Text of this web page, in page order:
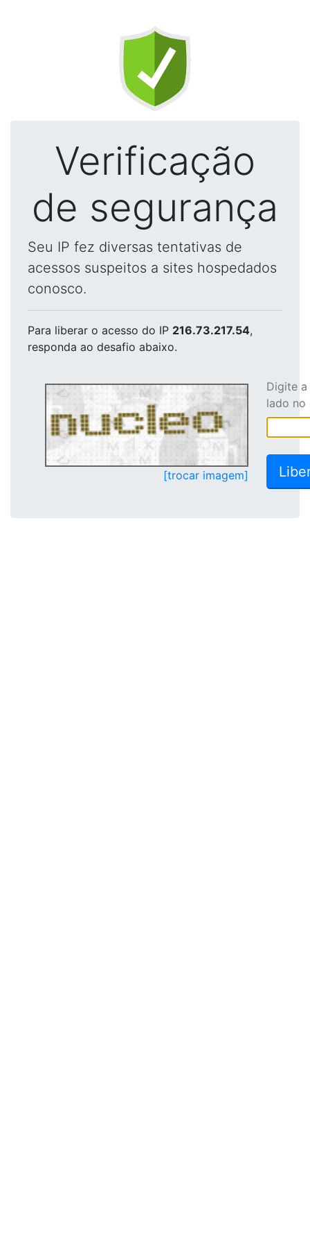
Verificação
de segurança
Seu IP fez diversas tentativas de
acessos suspeitos a sites hospedados
conosco.
Para liberar o acesso do IP 216.73.217.54,
responda ao desafio abaixo.
[trocar imagem]
Digite
lado no